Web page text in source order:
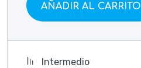
AÑADIR AL CARRITO
Intermedio